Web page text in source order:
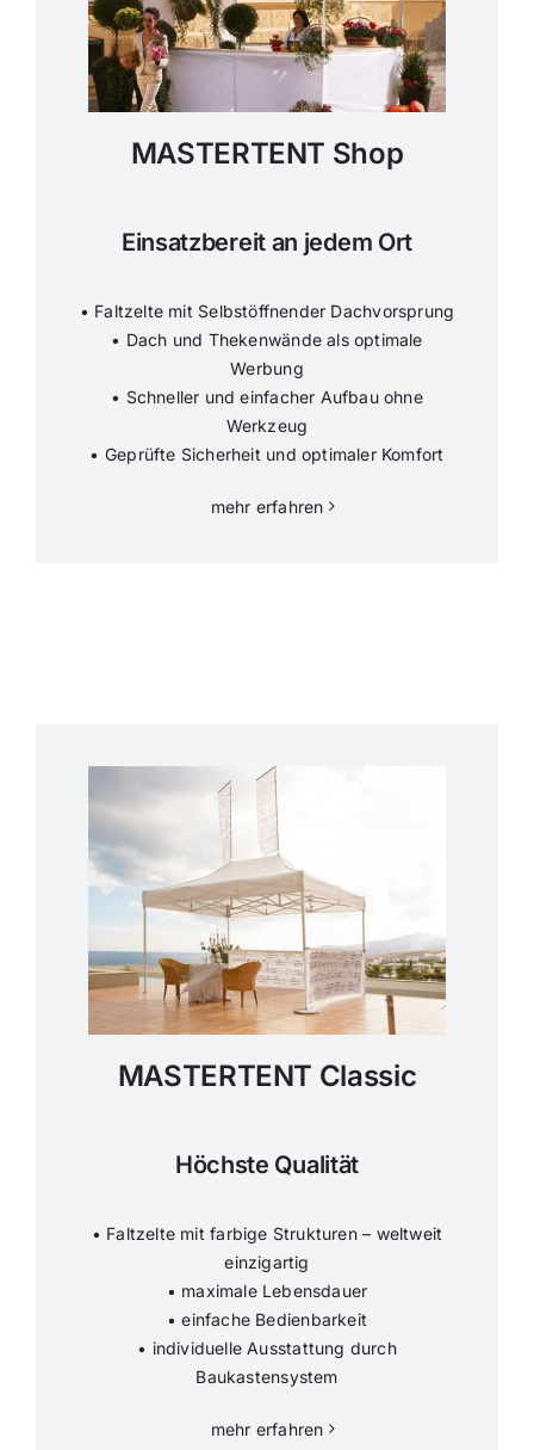
MASTERTENT Shop
Einsatzbereit an jedem Ort
• Faltzelte mit Selbstöffnender Dachvorsprung
• Dach und Thekenwände als optimale
Werbung
• Schneller und einfacher Aufbau ohne
Werkzeug
• Geprüfte Sicherheit und optimaler Komfort
mehr erfahren
MASTERTENT Classic
Höchste Qualität
• Faltzelte mit farbige Strukturen – weltweit
einzigartig
• maximale Lebensdauer
• einfache Bedienbarkeit
• individuelle Ausstattung durch
Baukastensystem
mehr erfahren